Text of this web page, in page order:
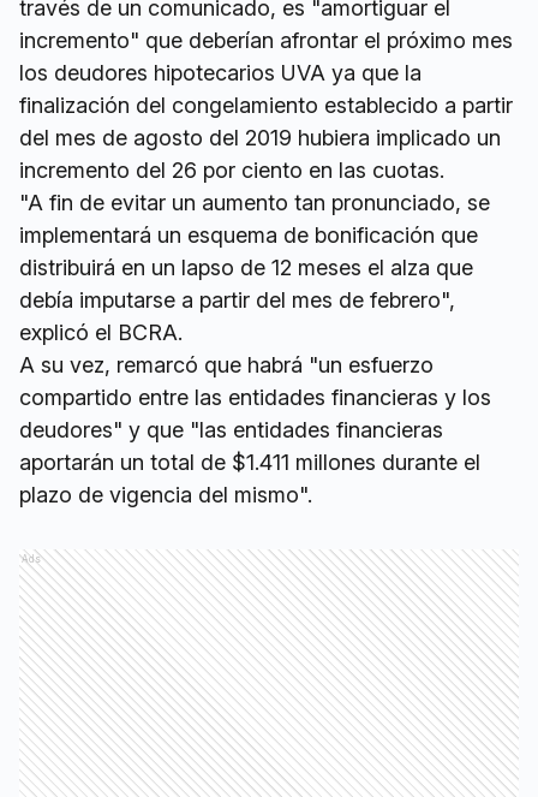
través de un comunicado, es "amortiguar el
incremento" que deberían afrontar el próximo mes
los deudores hipotecarios UVA ya que la
finalización del congelamiento establecido a partir
del mes de agosto del 2019 hubiera implicado un
incremento del 26 por ciento en las cuotas.
"A fin de evitar un aumento tan pronunciado, se
implementará un esquema de bonificación que
distribuirá en un lapso de 12 meses el alza que
debía imputarse a partir del mes de febrero",
explicó el BCRA.
A su vez, remarcó que habrá "un esfuerzo
compartido entre las entidades financieras y los
deudores" y que "las entidades financieras
aportarán un total de $1.411 millones durante el
plazo de vigencia del mismo".
Ads